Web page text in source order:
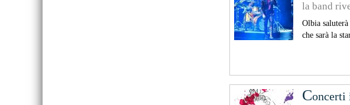
la band
Olbia
che sarà la
Concerti